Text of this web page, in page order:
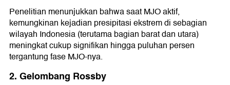
Penelitian menunjukkan bahwa saat MJO aktif,
kemungkinan kejadian presipitasi ekstrem di sebagian
wilayah Indonesia (terutama bagian barat dan utara)
meningkat cukup signifikan hingga puluhan persen
tergantung fase MJO-nya.
2. Gelombang Rossby